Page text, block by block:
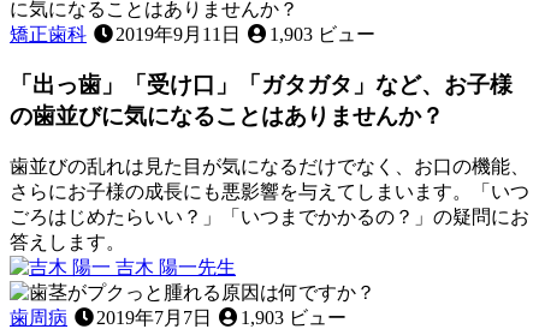
矯正歯科 2019年9月11日 1,903 ビュー
「出っ歯」「受け口」「ガタガタ」など、お子様
の歯並びに気になることはありませんか？
歯並びの乱れは見た目が気になるだけでなく、お口の機能、
さらにお子様の成長にも悪影響を与えてしまいます。「いつ
ごろはじめたらいい？」「いつまでかかるの？」の疑問にお
答えします。
吉木 陽一先生
年
4
「出
っ
歯周病 2019年7月7日 1,903 ビュー